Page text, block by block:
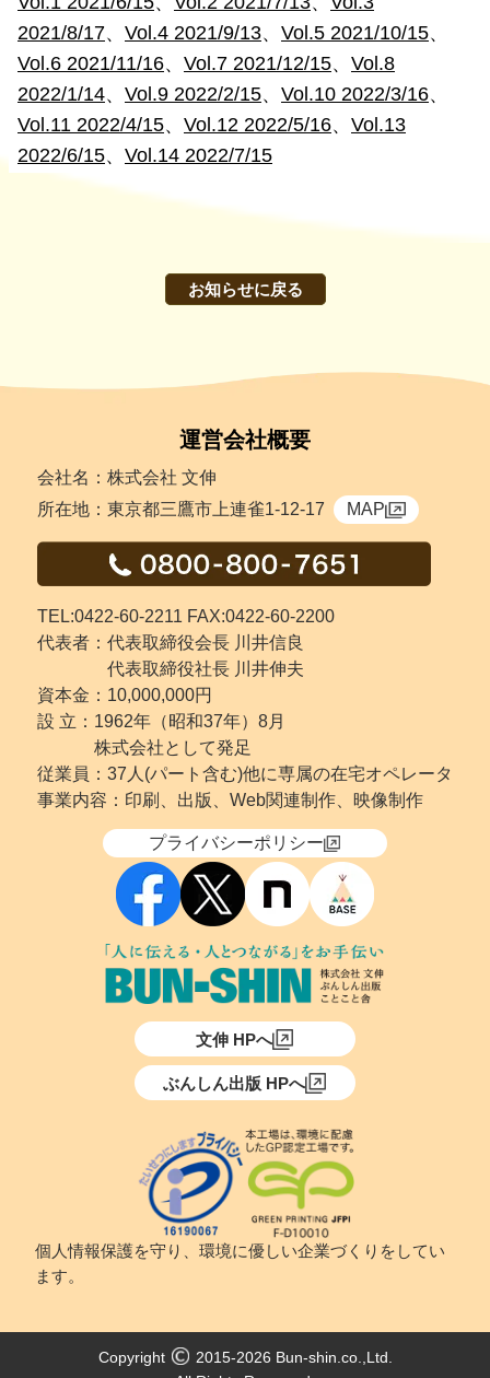
2021/8/17、 Vol.4 2021/9/13、 Vol.5 2021/10/15、
Vol.6 2021/11/16、 Vol.7 2021/12/15、 Vol.8
2022/1/14、 Vol.9 2022/2/15、 Vol.10 2022/3/16、
Vol.11 2022/4/15、 Vol.12 2022/5/16、 Vol.13
2022/6/15、 Vol.14 2022/7/15
お知らせに戻る
運営会社概要
会社名：株式会社 文伸
所在地：東京都三鷹市上連雀1-12-17
MAP
TEL:0422-60-2211 FAX:0422-60-2200
代表者：代表取締役会長 川井信良
代表取締役社長 川井伸夫
資本金：10,000,000円
設 立： 1962年（昭和37年）8月
株式会社として発足
従業員：37人(パート含む)他に専属の在宅オペレータ
事業内容：印刷、出版、Web関連制作、映像制作
プライバシーポリシー
文伸 HPへ
ぶんしん出版 HPへ
個人情報保護を守り、環境に優しい企業づくりをしてい
ます。
Copyright
2015-2026 Bun-shin.co.,Ltd.